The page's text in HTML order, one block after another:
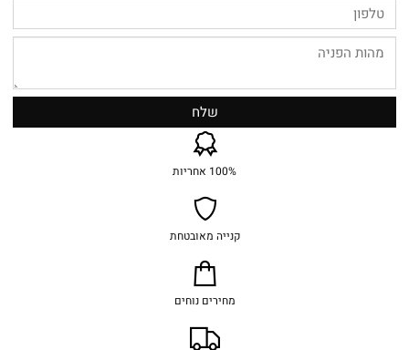
100% אחריות
קנייה מאובטחת
מחירים נוחים